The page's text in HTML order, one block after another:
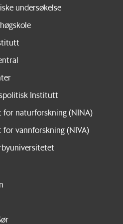
undersøkelse
Institutt
naturforskning (NINA)
vannforskning (NIVA)